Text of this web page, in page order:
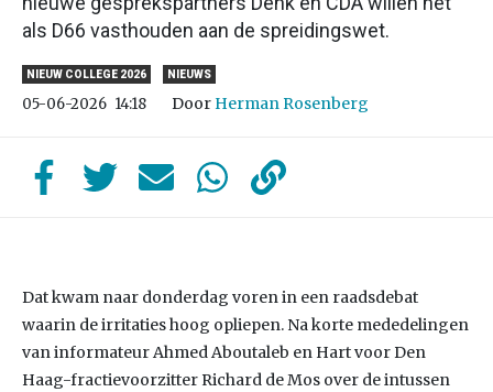
als D66 vasthouden aan de spreidingswet.
NIEUW COLLEGE 2026 NIEUWS
05-06-2026 14:18 Door Herman Rosenberg
Dat kwam naar donderdag voren in een raadsdebat
waarin de irritaties hoog opliepen. Na korte mededelingen
van informateur Ahmed Aboutaleb en Hart voor Den
Haag-fractievoorzitter Richard de Mos over de intussen